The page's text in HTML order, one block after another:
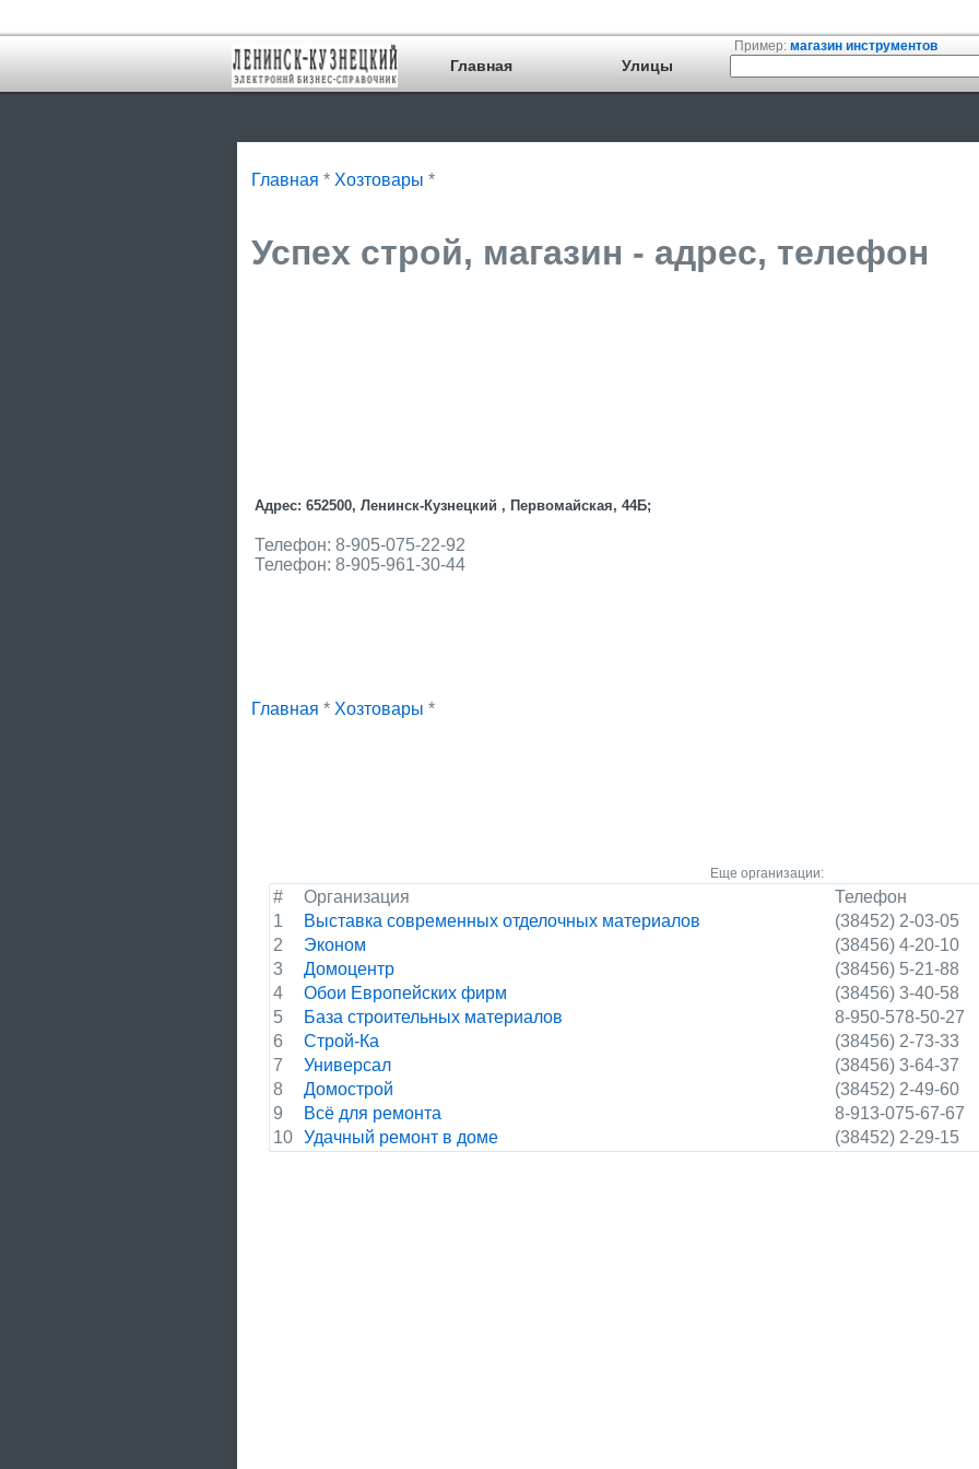
Пример: магазин инструментов
Главная Улицы
Главная * Хозтовары *
Успех строй, магазин - адрес, телефон
Адрес: 652500, Ленинск-Кузнецкий , Первомайская, 44Б;
Телефон: 8-905-075-22-92
Телефон: 8-905-961-30-44
Главная * Хозтовары *
Еще организации:
# Организация
Телефон
1
Выставка современных отделочных материалов
(38452) 2-03-05
2
Эконом
(38456) 4-20-10
3
Домоцентр
(38456) 5-21-88
4
Обои Европейских фирм
(38456) 3-40-58
5
База строительных материалов
8-950-578-50-27
6
Строй-Ка
(38456) 2-73-33
7
Универсал
(38456) 3-64-37
8
Домострой
(38452) 2-49-60
9
Всё для ремонта
8-913-075-67-67
10 Удачный ремонт в доме (38452) 2-29-15